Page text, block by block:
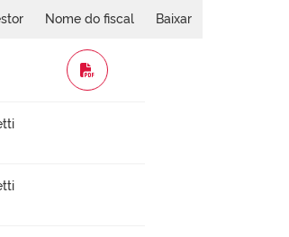
Nome do fiscal Baixar
WORD